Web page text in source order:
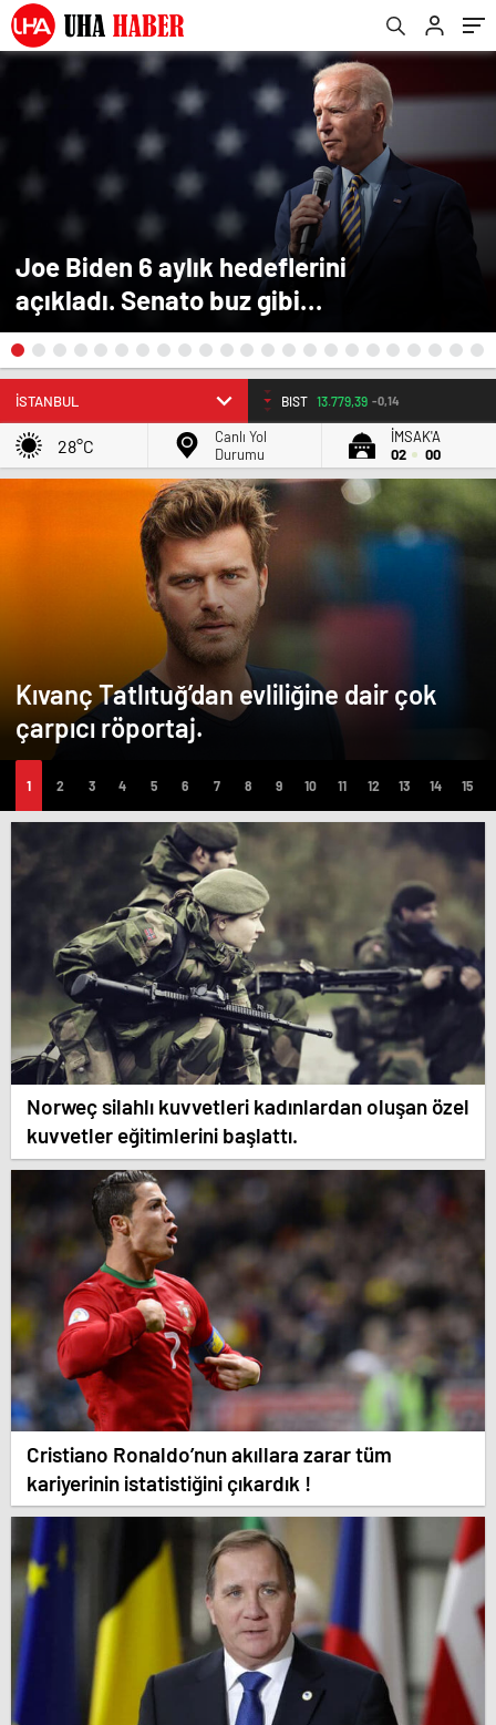
Joe Biden 6 aylık hedeflerini
açıkladı. Senato buz gibi…
BIST 13.779,39 -0,14
28°C
Canlı Yol
Durumu
İMSAK'A
02
00
Kıvanç Tatlıtuğ’dan evliliğine dair çok
çarpıcı röportaj.
Norweç silahlı kuvvetleri kadınlardan oluşan özel
kuvvetler eğitimlerini başlattı.
Cristiano Ronaldo’nun akıllara zarar tüm
kariyerinin istatistiğini çıkardık !